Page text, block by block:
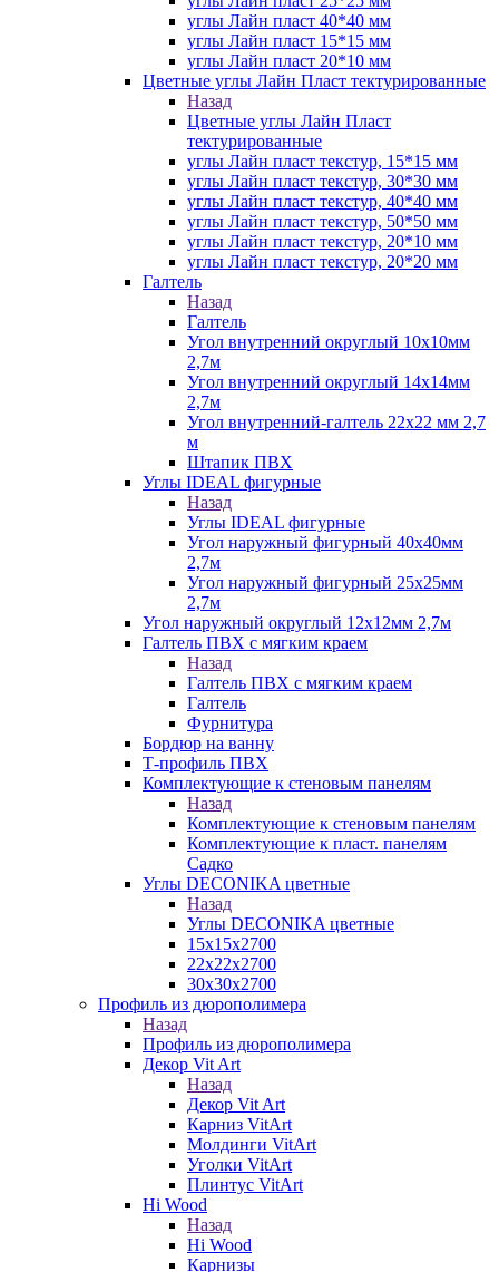
углы Лайн пласт 40*40 мм
углы Лайн пласт 15*15 мм
углы Лайн пласт 20*10 мм
Цветные углы Лайн Пласт тектурированные
Назад
Цветные углы Лайн Пласт
тектурированные
углы Лайн пласт текстур, 15*15 мм
углы Лайн пласт текстур, 30*30 мм
углы Лайн пласт текстур, 40*40 мм
углы Лайн пласт текстур, 50*50 мм
углы Лайн пласт текстур, 20*10 мм
углы Лайн пласт текстур, 20*20 мм
Галтель
Назад
Галтель
Угол внутренний округлый 10х10мм
2,7м
Угол внутренний округлый 14х14мм
2,7м
Угол внутренний-галтель 22х22 мм 2,7
м
Штапик ПВХ
Углы IDEAL фигурные
Назад
Углы IDEAL фигурные
Угол наружный фигурный 40х40мм
2,7м
Угол наружный фигурный 25х25мм
2,7м
Угол наружный округлый 12х12мм 2,7м
Галтель ПВХ с мягким краем
Назад
Галтель ПВХ с мягким краем
Галтель
Фурнитура
Бордюр на ванну
Т-профиль ПВХ
Комплектующие к стеновым панелям
Назад
Комплектующие к стеновым панелям
Комплектующие к пласт. панелям
Садко
Углы DECONIKA цветные
Назад
Углы DECONIKA цветные
15х15х2700
22х22х2700
30х30х2700
Профиль из дюрополимера
Назад
Профиль из дюрополимера
Декор Vit Art
Назад
Декор Vit Art
Карниз VitArt
Молдинги VitArt
Уголки VitArt
Плинтус VitArt
Hi Wood
Назад
Hi Wood
Карнизы